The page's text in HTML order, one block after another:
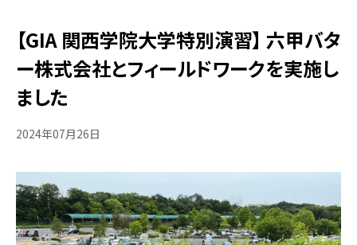
【GIA 関西学院大学特別演習】 六甲バタ
ー株式会社とフィールドワークを実施し
ました
2024年07月26日